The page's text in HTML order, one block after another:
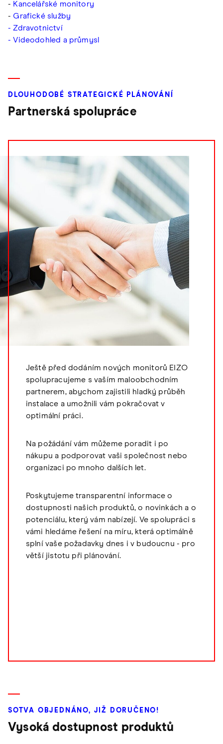
- Kancelářské monitory
- Grafické služby
- Zdravotnictví
- Videodohled a průmysl
DLOUHODOBÉ STRATEGICKÉ PLÁNOVÁNÍ
Partnerská spolupráce
Ještě před dodáním nových monitorů EIZO
spolupracujeme s vaším maloobchodním
partnerem, abychom zajistili hladký průběh
instalace a umožnili vám pokračovat v
optimální práci.
Na požádání vám můžeme poradit i po
nákupu a podporovat vaši společnost nebo
organizaci po mnoho dalších let.
Poskytujeme transparentní informace o
dostupnosti našich produktů, o novinkách a o
potenciálu, který vám nabízejí. Ve spolupráci s
vámi hledáme řešení na míru, která optimálně
splní vaše požadavky dnes i v budoucnu - pro
větší jistotu při plánování.
SOTVA OBJEDNÁNO, JIŽ DORUČENO!
Vysoká dostupnost produktů